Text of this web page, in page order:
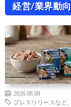
経営/業界動向
2026.08.08
プレスリリースなど